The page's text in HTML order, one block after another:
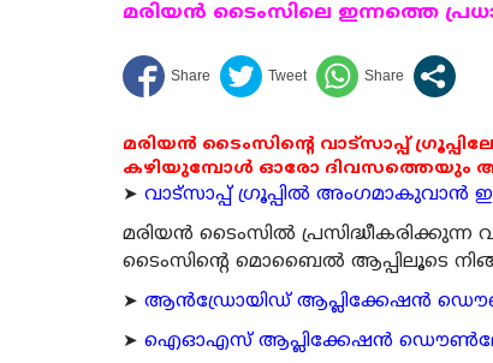
മരിയന്‍ ടൈംസിലെ ഇന്നത്തെ
മരിയൻ ടൈംസിന്റെ വാട്സാപ്പ്
കഴിയുമ്പോൾ ഓരോ ദിവസത്തെയും
➤ വാട്സാപ്പ് ഗ്രൂപ്പിൽ അംഗമാകുവാൻ
മരിയന്‍ ടൈംസില്‍
ടൈംസിന്റെ മൊബൈല്‍ ആപ്പിലൂടെ
➤ ആന്‍ഡ്രോയിഡ് ആപ്ലിക്കേഷന്‍
➤ ഐഓഎസ് ആപ്ലിക്കേഷന്‍ ഡൌണ്‍ലോഡ്